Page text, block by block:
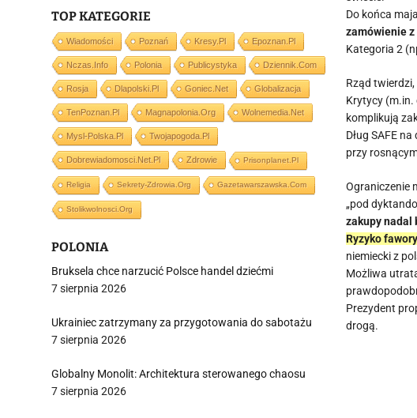
Do końca
zamówienie
Kategoria 2
Rząd twierdzi,
Krytycy (m.in.
komplikują
Dług SAFE
przy
Ograniczenie
„pod
zakupy nadal
Ryzyko
niemiecki z
Możliwa
Prezydent
drogą.
TOP KATEGORIE
Wiadomości Poznań Kresy.pl Epoznan.pl
Nczas.info Polonia Publicystyka Dziennik.com
Rosja Dlapolski.pl Goniec.net Globalizacja
TenPoznan.pl Magnapolonia.org Wolnemedia.net
Mysl-Polska.pl Twojapogoda.pl
Dobrewiadomosci.net.pl Zdrowie Prisonplanet.pl
Religia Sekrety-Zdrowia.org Gazetawarszawska.com
Stolikwolnosci.org
POLONIA
Bruksela chce narzucić Polsce handel dziećmi
7 sierpnia 2026
Ukrainiec zatrzymany za przygotowania do sabotażu
7 sierpnia 2026
Globalny Monolit: Architektura sterowanego chaosu
7 sierpnia 2026